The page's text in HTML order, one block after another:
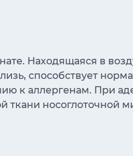
Находящаяся в
способствует
к аллергенам. При
носоглоточной